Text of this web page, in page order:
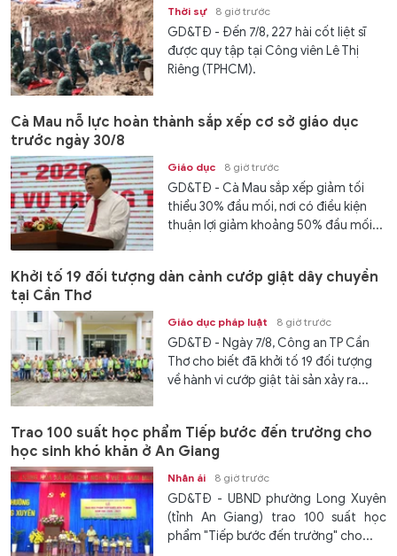
Thời sự 8 giờ trước
GD&TĐ - Đến 7/8, 227 hài cốt liệt sĩ
được quy tập tại Công viên Lê Thị
Riêng (TPHCM).
Cà Mau nỗ lực hoàn thành sắp xếp cơ sở giáo dục
trước ngày 30/8
Giáo dục 8 giờ trước
GD&TĐ - Cà Mau sắp xếp giảm tối
thiểu 30% đầu mối, nơi có điều kiện
thuận lợi giảm khoảng 50% đầu mối...
Khởi tố 19 đối tượng dàn cảnh cướp giật dây chuyền
tại Cần Thơ
Giáo dục pháp luật 8 giờ trước
GD&TĐ - Ngày 7/8, Công an TP Cần
Thơ cho biết đã khởi tố 19 đối tượng
về hành vi cướp giật tài sản xảy ra...
Trao 100 suất học phẩm Tiếp bước đến trường cho
học sinh khó khăn ở An Giang
Nhân ái 8 giờ trước
GD&TĐ - UBND phường Long Xuyên
(tỉnh An Giang) trao 100 suất học
phẩm "Tiếp bước đến trường" cho...